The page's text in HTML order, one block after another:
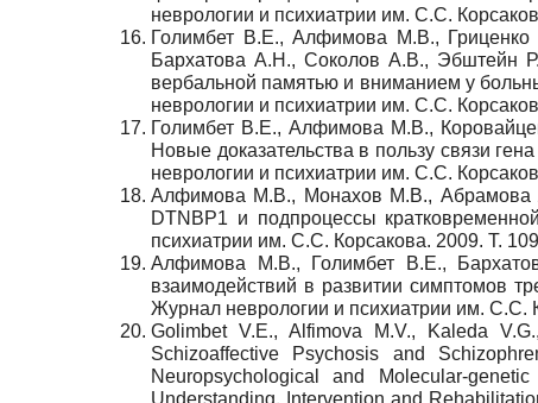
неврологии и психиатрии им. С.С.
Голимбет В.Е., Алфимова М.В.,
Бархатова А.Н., Соколов А.В., Эбштейн
вербальной памятью и вниманием у
неврологии и психиатрии им. С.С.
Голимбет В.Е., Алфимова М.В.,
Новые доказательства в пользу связи
неврологии и психиатрии им. С.С.
Алфимова М.В., Монахов М.В., Абрамова
DTNBP1 и подпроцессы
психиатрии им. С.С. Корсакова. 2009. Т.
Алфимова М.В., Голимбет В.Е.,
взаимодействий в развитии симптомов
Журнал неврологии и психиатрии им. С.С.
Golimbet V.E., Alfimova M.V., Kaleda
Schizoaffective Psychosis and
Neuropsychological and Molecular-